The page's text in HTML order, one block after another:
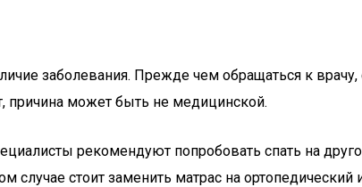
заболевания. Прежде чем обращаться к
причина может быть не медицинской.
рекомендуют попробовать спать на
стоит заменить матрас на ортопедический